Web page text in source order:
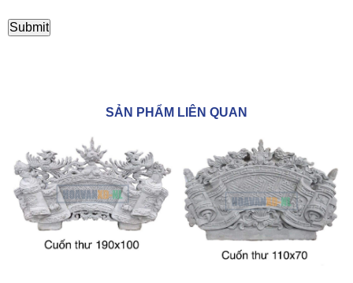
SẢN PHẨM LIÊN QUAN